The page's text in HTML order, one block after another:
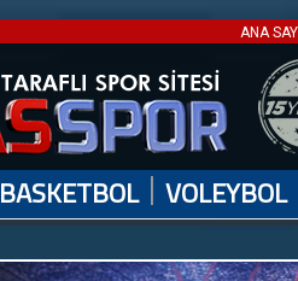
ANA
BASKETBOL | VOLEYBOL